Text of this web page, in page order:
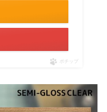
ポチップ